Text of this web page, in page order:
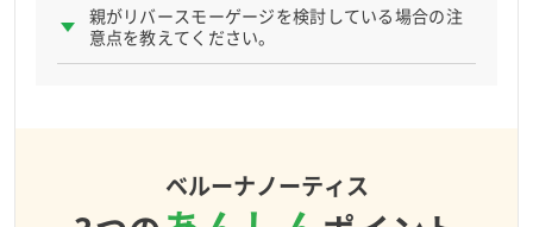
親がリバースモーゲージを検討している場合の注
意点を教えてください。
ベルーナノーティス